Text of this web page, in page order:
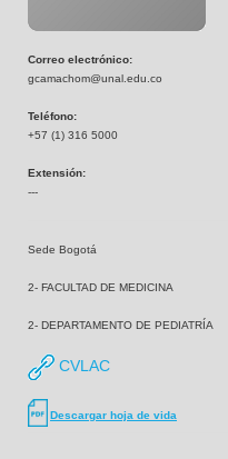
Correo electrónico:
gcamachom@unal.edu.co
Teléfono:
+57 (1) 316 5000
Extensión:
---
Sede Bogotá
2- FACULTAD DE MEDICINA
2- DEPARTAMENTO DE PEDIATRÍA
CVLAC
Descargar hoja de vida